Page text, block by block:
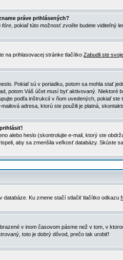
práve prihlásených?
fóre , pokiaľ túto možnosťzvolíte budete viditeľný
na prihlasovacej stránke tlačítko Zabudli ste
Pokiaľ sú v poriadku, potom sa mohla stať
potom Váš účet musí byť aktivovaný.
podľa inštrukcií v ňom uvedených, pokiaľ
adresa, ktorú ste použili je platná,
alebo heslo (skontrolujte e-mail, ktorý ste
aby sa zmenšila veľkosť databázy. Skúste
databáze. Ku zmene stačí stlačiť tlačítko odkazu
v inom časovom pásme než v tom, v
toto je dobrý dôvod, prečo tak urobiť!